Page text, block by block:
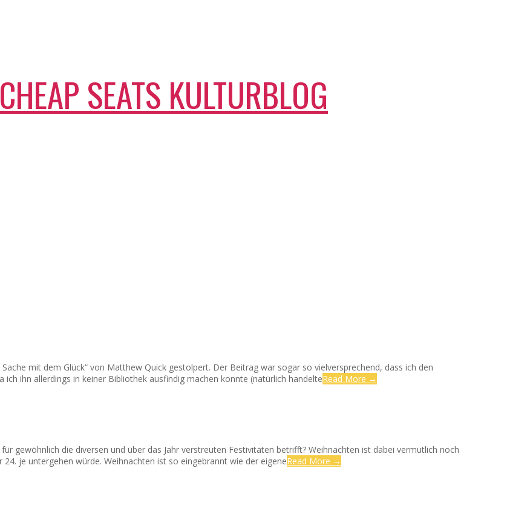
mit dem Glück“ von Matthew Quick gestolpert. Der Beitrag war sogar so vielversprechend, dass ich den
ihn allerdings in keiner Bibliothek ausfindig machen konnte (natürlich handelteRead More →
gewöhnlich die diversen und über das Jahr verstreuten Festivitäten betrifft? Weihnachten ist dabei vermutlich noch
je untergehen würde. Weihnachten ist so eingebrannt wie der eigeneRead More →